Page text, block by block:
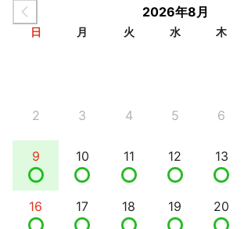
2026年8月
日 月 火 水 木
2 3 4 5 6
9 10 11 12 13
16 17 18 19 20